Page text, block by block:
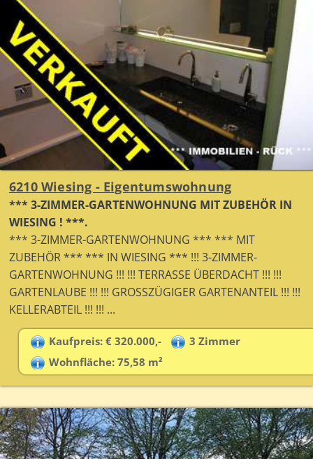
6210 Wiesing - Eigentumswohnung
*** 3-ZIMMER-GARTENWOHNUNG MIT ZUBEHÖR IN
WIESING ! ***.
*** 3-ZIMMER-GARTENWOHNUNG *** *** MIT
ZUBEHÖR *** *** IN WIESING *** !!! 3-ZIMMER-
GARTENWOHNUNG !!! !!! TERRASSE ÜBERDACHT !!! !!!
GARTENLAUBE !!! !!! GROSSZÜGIGER GARTENANTEIL !!! !!!
KELLERABTEIL !!! !!! ...
Kaufpreis: € 320.000,-
3 Zimmer
Wohnfläche: 75,58 m²